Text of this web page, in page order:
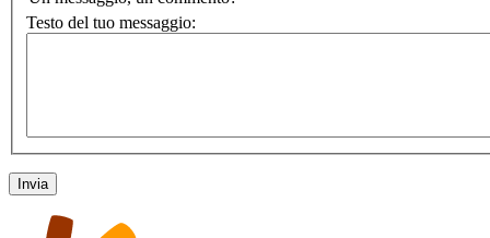
Testo del tuo messaggio: